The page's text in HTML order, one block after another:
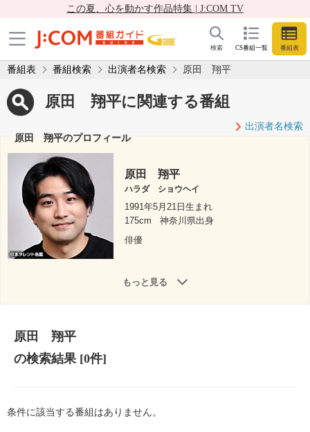
この夏、心を動かす作品特集 | J:COM TV
CS番組一覧 番組表
検索
番組表 番組検索 出演者名検索 原田 翔平
原田 翔平に関連する番組
出演者名検索
原田 翔平のプロフィール
原田 翔平
ハラダ ショウヘイ
1991年5月21日生まれ
175cm
神奈川県出身
俳優
もっと見る
原田 翔平
の検索結果[0件]
条件に該当する番組はありません。